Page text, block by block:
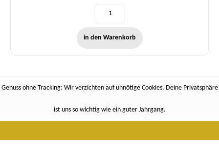
in den Warenkorb
Genuss ohne Tracking: Wir verzichten auf unnötige Cookies. Deine Privatsphäre
ist uns so wichtig wie ein guter Jahrgang.